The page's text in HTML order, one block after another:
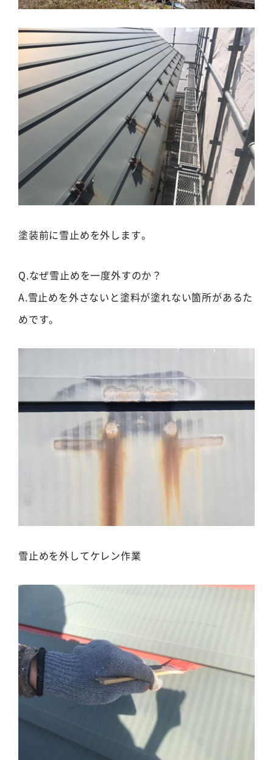
塗装前に雪止めを外します。
Q.なぜ雪止めを一度外すのか？
A.雪止めを外さないと塗料が塗れない箇所があるた
めです。
雪止めを外してケレン作業